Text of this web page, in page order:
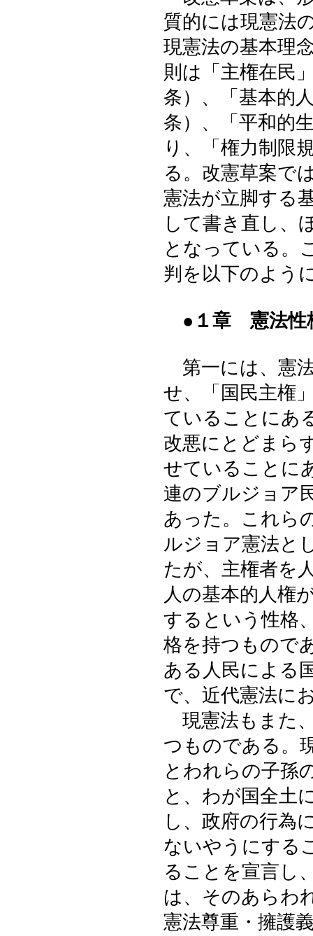
質的には現憲法
現憲法の基本理
則は「主権在民
条）、「基本的
条）、「平和的
り、「権力制限
る。改憲草案で
憲法が立脚する
して書き直し、
となっている。
判を以下のよう
●１章 憲法性
第一には、憲
せ、「国民主権
ていることにあ
改悪にとどまら
せていることに
連のブルジョア
あった。これら
ルジョア憲法と
たが、主権者を
人の基本的人権
するという性格
格を持つもので
ある人民による
で、近代憲法に
現憲法もまた
つものである。
とわれらの子孫
と、わが国全土
し、政府の行為
ないやうにする
ることを宣言し
は、そのあらわ
憲法尊重・擁護